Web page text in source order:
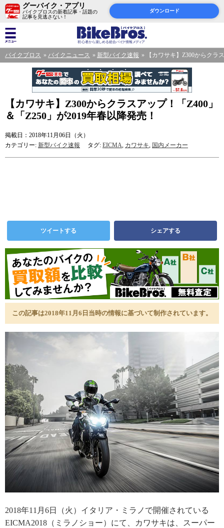
グーバイク・アプリ
バイクブロスの新着記事・話題の
記事を見逃さない！
ダウンロード
バイクブロス バイクニュース 新型バイク速報 【カワサキ】Z300からクラ
【カワサキ】Z300からクラスアップ！「Z400」
＆「Z250」が2019年春以降発売！
掲載日：2018年11月06日（火）
カテゴリー: 新型バイク速報 タグ: EICMA, カワサキ, 国内メーカー
ツイートする シェアする
この記事は2018年11月6日当時の情報に基づいて制作されています。
2018年11月6日（火）イタリア・ミラノで開催されている
EICMA2018（ミラノショー）にて、カワサキは、スーパー